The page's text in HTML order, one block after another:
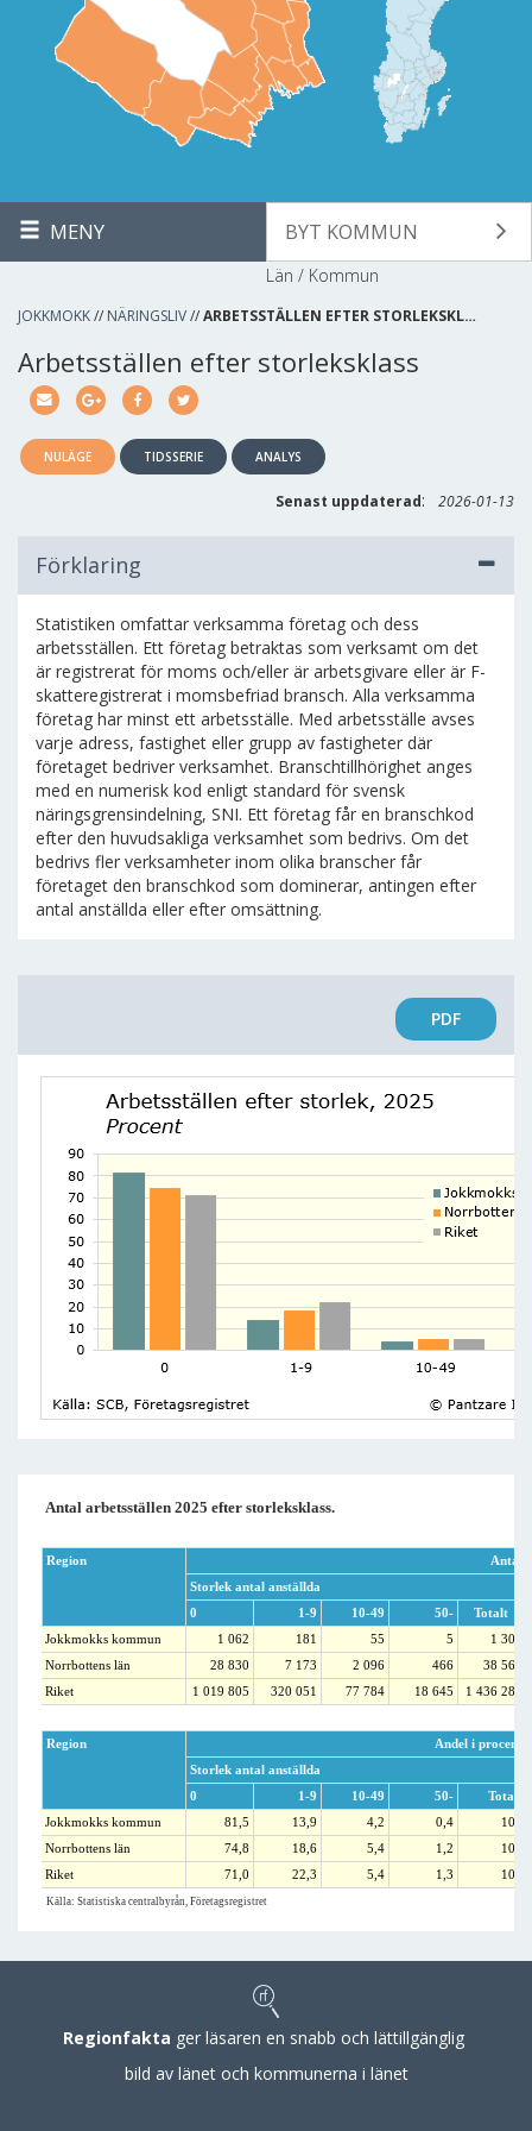
MENY BYT KOMMUN
Län / Kommun
JOKKMOKK// NÄRINGSLIV//ARBETSSTÄLLEN EFTER STORLEKSKL…
Arbetsställen efter storleksklass
NULÄGE TIDSSERIE ANALYS
Senast uppdaterad: 2026-01-13
Förklaring
Statistiken omfattar verksamma företag och dess
arbetsställen. Ett företag betraktas som verksamt om det
är registrerat för moms och/eller är arbetsgivare eller är F-
skatteregistrerat i momsbefriad bransch. Alla verksamma
företag har minst ett arbetsställe. Med arbetsställe avses
varje adress, fastighet eller grupp av fastigheter där
företaget bedriver verksamhet. Branschtillhörighet anges
med en numerisk kod enligt standard för svensk
näringsgrensindelning, SNI. Ett företag får en branschkod
efter den huvudsakliga verksamhet som bedrivs. Om det
bedrivs fler verksamheter inom olika branscher får
företaget den branschkod som dominerar, antingen efter
antal anställda eller efter omsättning.
PDF
Antal arbetsställen 2025 efter storleksklass.
Region
Antal
Storlek antal anställda
0
1-9 10-49 50-
Totalt
Jokkmokks kommun
1 062 181 55 5
1 303
Norrbottens län
28 830 7 173 2 096 466
38 565
Riket
1 019 805 320 051 77 784 18 645 1 436 285
Region
Andel i procent
Storlek antal anställda
0
1-9 10-49 50-
Totalt
Jokkmokks kommun
81,5 13,9 4,2 0,4
100
Norrbottens län
74,8 18,6 5,4 1,2
100
Riket
71,0 22,3 5,4 1,3 100
Källa: Statistiska centralbyrån, Företagsregistret
Regionfakta ger läsaren en snabb och lättillgänglig
bild av länet och kommunerna i länet